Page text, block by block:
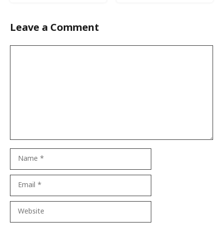
Leave a Comment